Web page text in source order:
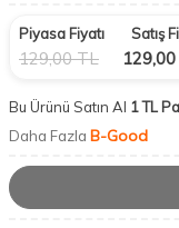
Piyasa Fiyatı
129,00TL
Satış
129,00
Bu Ürünü Satın Al 1 TL
Daha Fazla B-Good